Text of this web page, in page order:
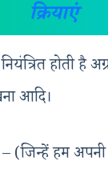
क्रियाएं
होती है
आदि।
(जिन्हें हम अपनी